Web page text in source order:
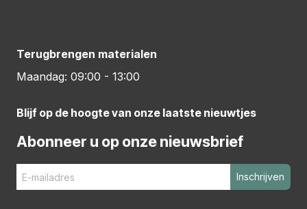
Terugbrengen materialen
Maandag: 09:00 - 13:00
Blijf op de hoogte van onze laatste nieuwtjes
Abonneer u op onze nieuwsbrief
Inschrijven